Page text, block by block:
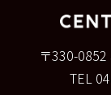
〒330-0852
TEL